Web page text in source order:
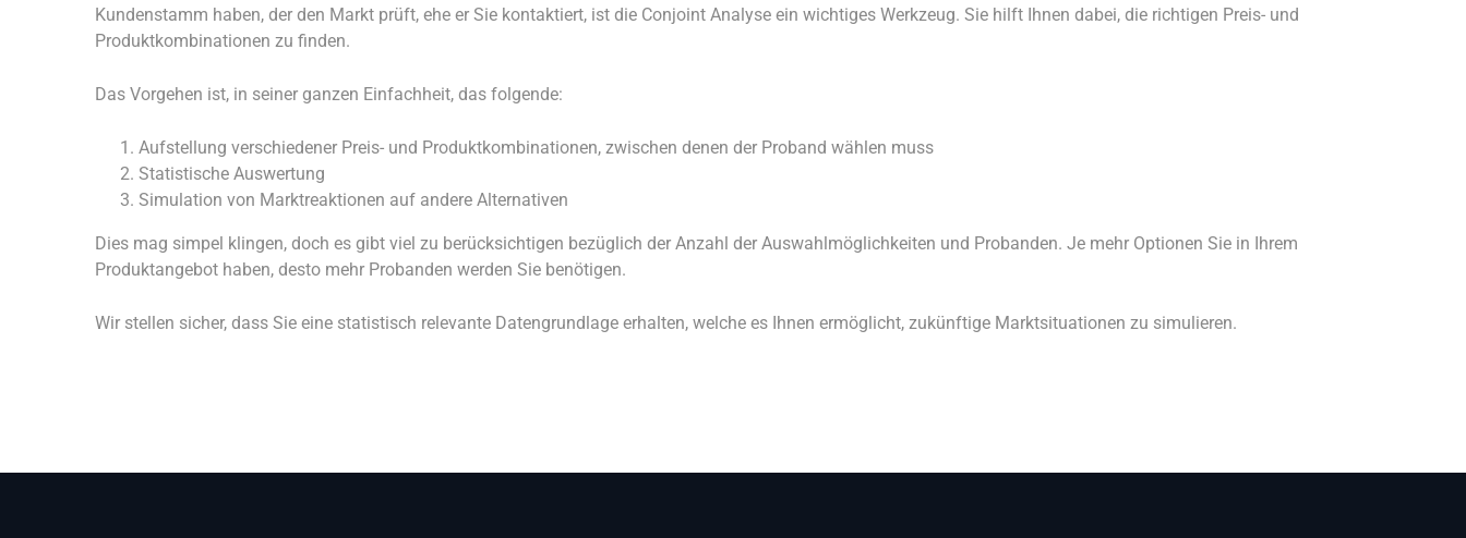
Kundenstamm haben, der den Markt prüft, ehe er Sie kontaktiert, ist die Conjoint Analyse ein wichtiges Werkzeug. Sie hilft Ihnen dabei, die richtigen Preis- und
Produktkombinationen zu finden.
Das Vorgehen ist, in seiner ganzen Einfachheit, das folgende:
Aufstellung verschiedener Preis- und Produktkombinationen, zwischen denen der Proband wählen muss
Statistische Auswertung
Simulation von Marktreaktionen auf andere Alternativen
Dies mag simpel klingen, doch es gibt viel zu berücksichtigen bezüglich der Anzahl der Auswahlmöglichkeiten und Probanden. Je mehr Optionen Sie in Ihrem
Produktangebot haben, desto mehr Probanden werden Sie benötigen.
Wir stellen sicher, dass Sie eine statistisch relevante Datengrundlage erhalten, welche es Ihnen ermöglicht, zukünftige Marktsituationen zu simulieren.